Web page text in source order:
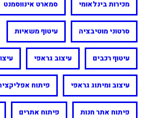
מכירות בינלאומי סמארט אינווסמנט
סרטוני מוטיבציה עיטוף משאיות
עיטוף רכבים עיצוב גראפי
עיצוב ומיתוג גראפי פיתוח
פיתוח אתר חנות פיתוח אתרים